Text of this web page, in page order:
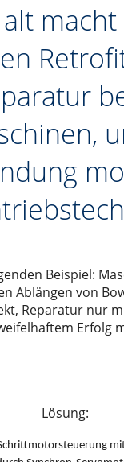
macht
Beispiel:
Ablängen von
Reparatur nur
Erfolg
Lösung: